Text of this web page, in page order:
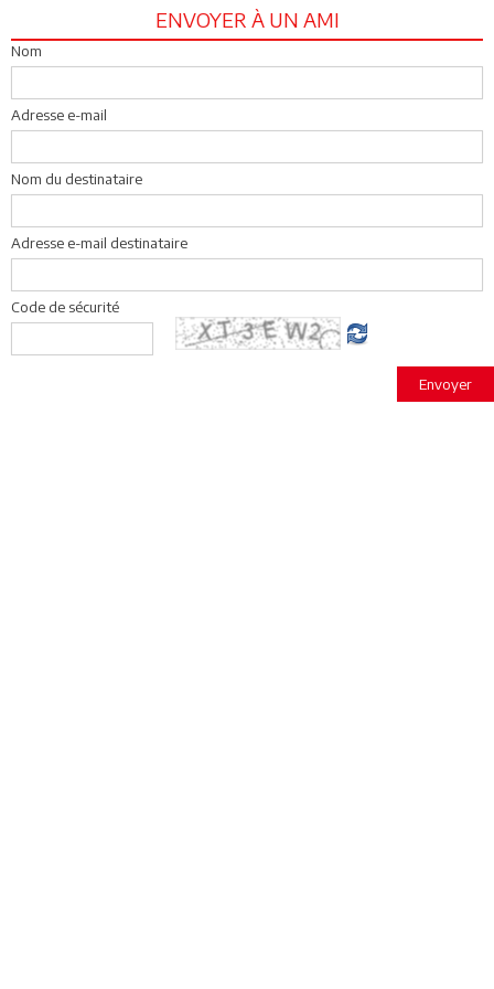
ENVOYER À UN AMI
Nom
Adresse e-mail
Nom du destinataire
Adresse e-mail destinataire
Code de sécurité
Envoyer